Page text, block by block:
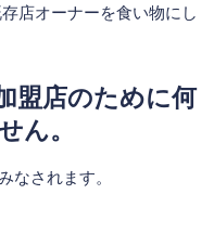
店オーナーを食い物にし
盟店のために何
ん。
なされます。